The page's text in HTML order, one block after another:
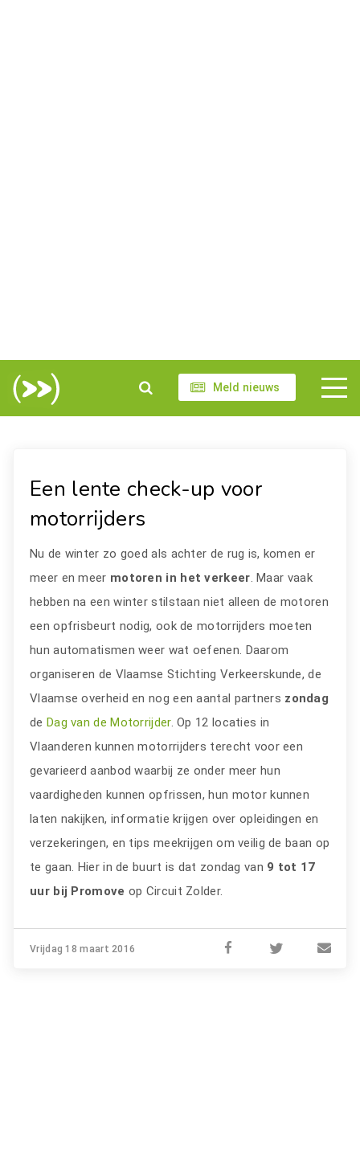
Meld nieuws
Een lente check-up voor
motorrijders
Nu de winter zo goed als achter de rug is, komen er
meer en meer motoren in het verkeer. Maar vaak
hebben na een winter stilstaan niet alleen de motoren
een opfrisbeurt nodig, ook de motorrijders moeten
hun automatismen weer wat oefenen. Daarom
organiseren de Vlaamse Stichting Verkeerskunde, de
Vlaamse overheid en nog een aantal partners zondag
de Dag van de Motorrijder. Op 12 locaties in
Vlaanderen kunnen motorrijders terecht voor een
gevarieerd aanbod waarbij ze onder meer hun
vaardigheden kunnen opfrissen, hun motor kunnen
laten nakijken, informatie krijgen over opleidingen en
verzekeringen, en tips meekrijgen om veilig de baan op
te gaan. Hier in de buurt is dat zondag van 9 tot 17
uur bij Promove op Circuit Zolder.
Vrijdag 18 maart 2016